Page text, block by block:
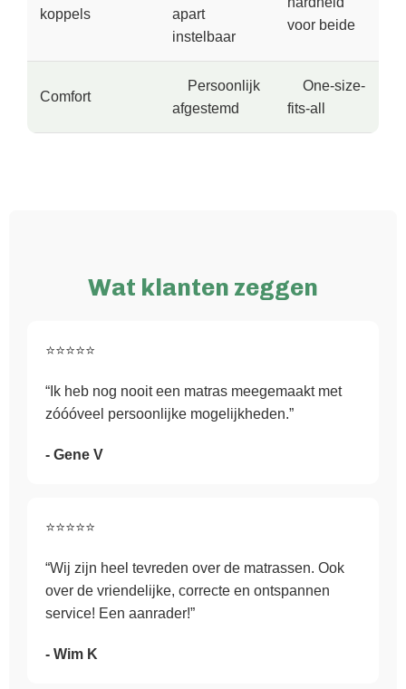
koppels
apart
instelbaar
voor beide
Comfort
Persoonlijk
afgestemd
One-size-
fits-all
Wat klanten zeggen
⭐⭐⭐⭐⭐
“Ik heb nog nooit een matras meegemaakt met
zóóóveel persoonlijke mogelijkheden.”
- Gene V
⭐⭐⭐⭐⭐
“Wij zijn heel tevreden over de matrassen. Ook
over de vriendelijke, correcte en ontspannen
service! Een aanrader!”
- Wim K